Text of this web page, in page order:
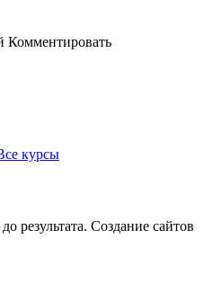
Комментировать
курсы
результата. Создание сайтов